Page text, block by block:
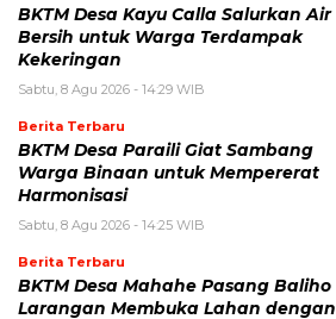
BKTM Desa Kayu Calla Salurkan Air
Bersih untuk Warga Terdampak
Kekeringan
Sabtu, 8 Agu 2026 - 14:29 WIB
Berita Terbaru
BKTM Desa Paraili Giat Sambang
Warga Binaan untuk Mempererat
Harmonisasi
Sabtu, 8 Agu 2026 - 14:25 WIB
Berita Terbaru
BKTM Desa Mahahe Pasang Baliho
Larangan Membuka Lahan dengan